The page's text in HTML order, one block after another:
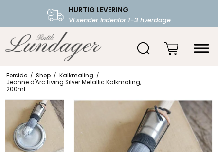
HURTIG LEVERING
Vi sender indenfor 1-3 hverdage
FRI FRAGT OVER 599.-
Starter fra 39,-
Forside / Shop / Kalkmaling /
Jeanne d'Arc Living Silver Metallic Kalkmaling,
200ml